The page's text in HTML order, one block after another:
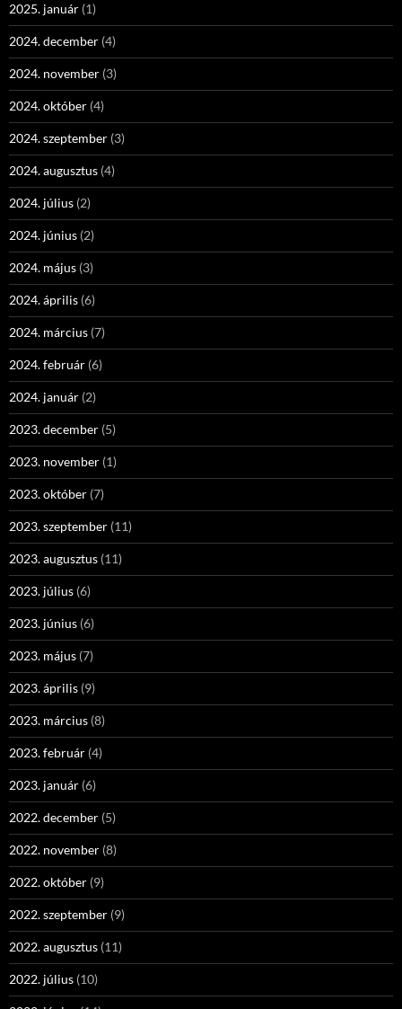
2025. január (1)
2024. december (4)
2024. november (3)
2024. október (4)
2024. szeptember (3)
2024. augusztus (4)
2024. július (2)
2024. június (2)
2024. május (3)
2024. április (6)
2024. március (7)
2024. február (6)
2024. január (2)
2023. december (5)
2023. november (1)
2023. október (7)
2023. szeptember (11)
2023. augusztus (11)
2023. július (6)
2023. június (6)
2023. május (7)
2023. április (9)
2023. március (8)
2023. február (4)
2023. január (6)
2022. december (5)
2022. november (8)
2022. október (9)
2022. szeptember (9)
2022. augusztus (11)
2022. július (10)